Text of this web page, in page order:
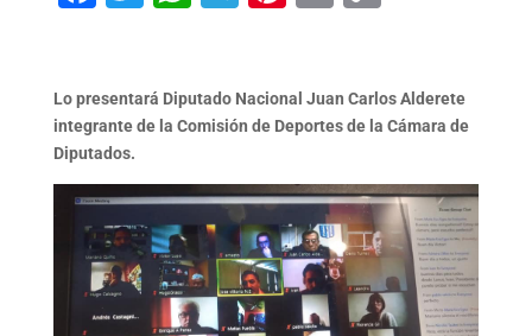
Lo presentará Diputado Nacional Juan Carlos Alderete
integrante de la Comisión de Deportes de la Cámara de
Diputados.